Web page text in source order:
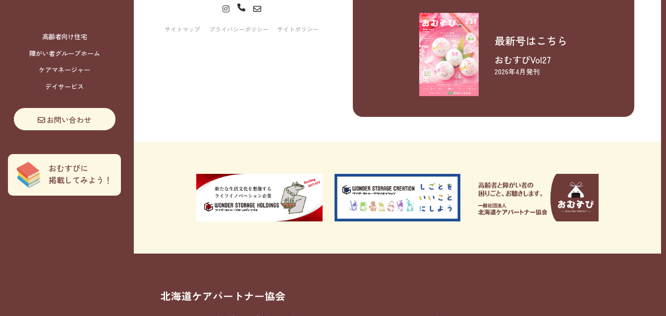
高齢者向け住宅
障がい者グループホーム
ケアマネージャー
デイサービス
お問い合わせ
おむすびに
掲載してみよう！
サイトマップ プライバシーポリシー サイトポリシー
最新号はこちら
おむすびVol27
2026年4月発刊
北海道ケアパートナー協会